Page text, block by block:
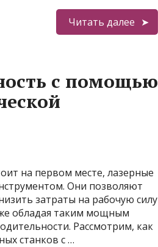
Читать далее
с помощью
на первом месте, лазерные
Они позволяют
затраты на рабочую силу
обладая таким мощным
Рассмотрим, как
станков с …